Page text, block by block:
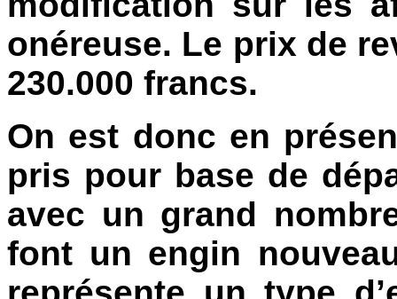
onéreuse. Le prix de
230.000 francs.
On est donc en
pris pour base de
avec un grand
font un engin